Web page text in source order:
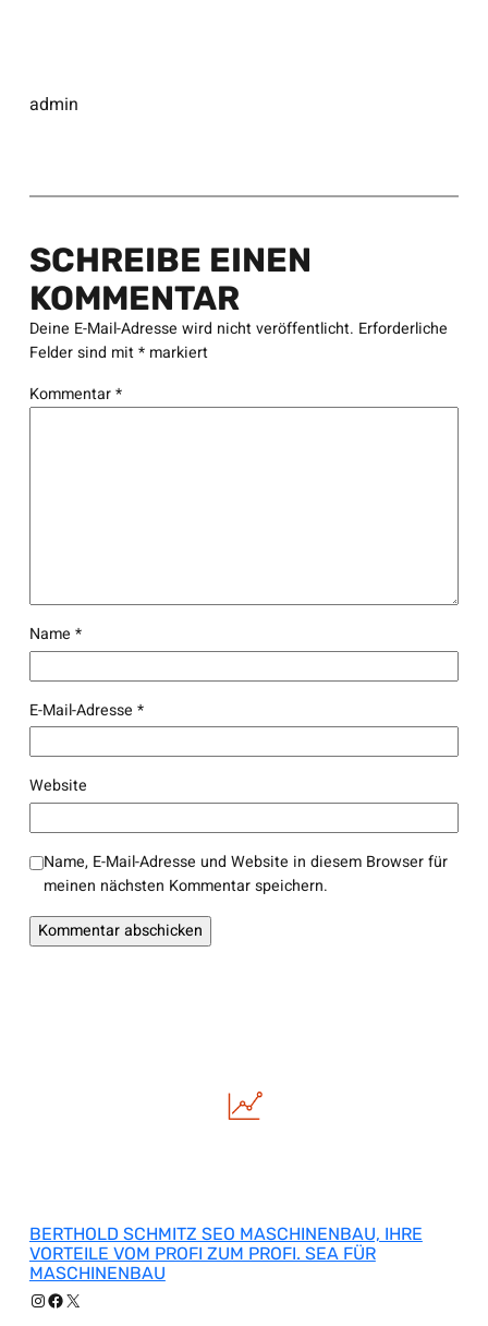
admin
SCHREIBE EINEN
KOMMENTAR
Deine E-Mail-Adresse wird nicht veröffentlicht. Erforderliche
Felder sind mit*markiert
Kommentar*
Name *
E-Mail-Adresse *
Website
Name, E-Mail-Adresse und Website in diesem Browser für
meinen nächsten Kommentar speichern.
BERTHOLD SCHMITZ SEO MASCHINENBAU, IHRE
VORTEILE VOM PROFI ZUM PROFI. SEA FÜR
MASCHINENBAU
Instagram
Facebook
X